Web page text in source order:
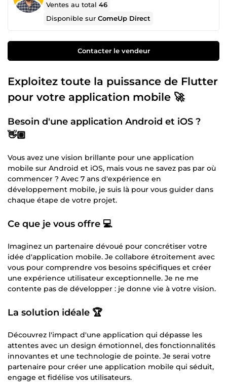
Ventes au total46
Disponible surComeUp Direct
Contacter le vendeur
Exploitez toute la puissance de Flutter
pour votre application mobile 🚀
Besoin d'une application Android et iOS ?
👋🏽
Vous avez une vision brillante pour une application
mobile sur Android et iOS, mais vous ne savez pas par où
commencer ? Avec 7 ans d'expérience en
développement mobile, je suis là pour vous guider dans
chaque étape de votre projet.
Ce que je vous offre 💻
Imaginez un partenaire dévoué pour concrétiser votre
idée d'application mobile. Je collabore étroitement avec
vous pour comprendre vos besoins spécifiques et créer
une expérience utilisateur exceptionnelle. Je ne me
contente pas de développer : je donne vie à votre vision.
La solution idéale 🏆
Découvrez l'impact d'une application qui dépasse les
attentes avec un design émotionnel, des fonctionnalités
innovantes et une technologie de pointe. Je serai votre
partenaire pour créer une application mobile qui séduit,
engage et fidélise vos utilisateurs.